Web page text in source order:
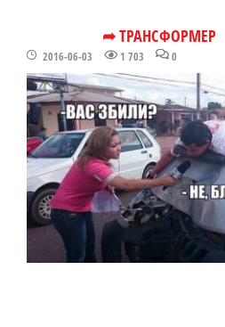
➦ ТРАНСФОРМЕР
2016-06-03 1 703 0